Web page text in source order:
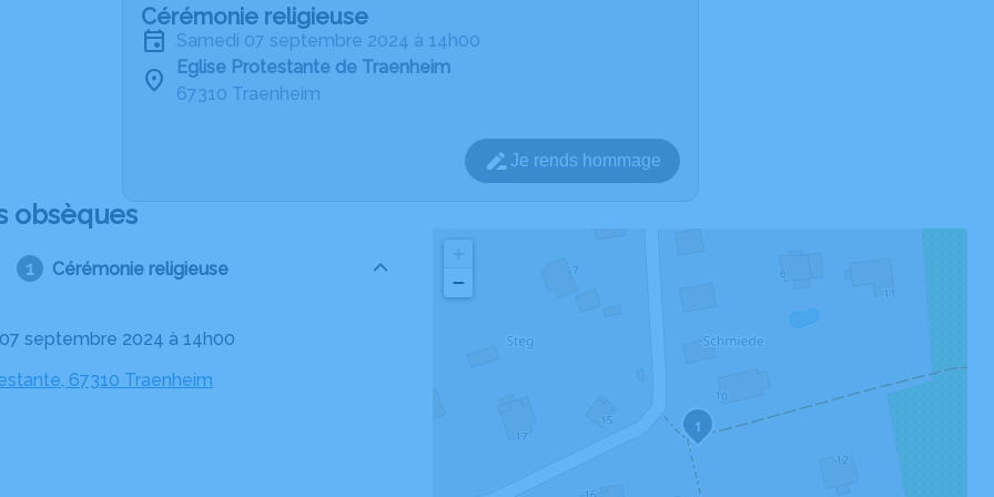
Cérémonie religieuse
samedi 07 septembre 2024 à 14h00
Eglise Protestante de Traenheim
67310 Traenheim
Je rends hommage
obsèques
Cérémonie religieuse
07 septembre 2024 à 14h00
67310 Traenheim
1
−